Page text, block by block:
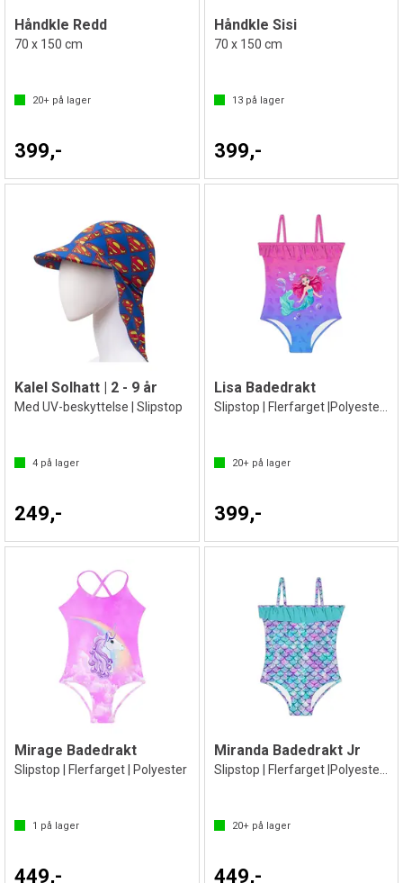
Håndkle Redd
70 x 150 cm
20+ på lager
399,-
Håndkle Sisi
70 x 150 cm
13på lager
399,-
Kalel Solhatt | 2 - 9 år
Med UV-beskyttelse | Slipstop
4 på lager
249,-
Lisa Badedrakt
20+på lager
399,-
Mirage Badedrakt
Slipstop | Flerfarget | Polyester
1 på lager
449,-
Miranda Badedrakt Jr
20+på lager
449,-